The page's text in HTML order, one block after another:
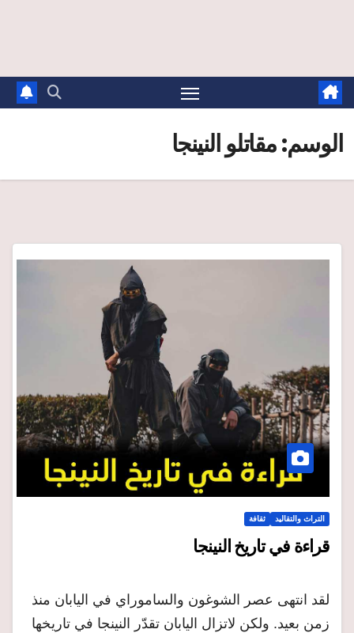
الوسم:مقاتلو النينجا
التراث والتقاليد ثقافة
قراءة في تاريخ النينجا
لقد انتهى عصر الشوغون والساموراي في اليابان منذ
زمن بعيد. ولكن لاتزال اليابان تقدّر النينجا في تاريخها